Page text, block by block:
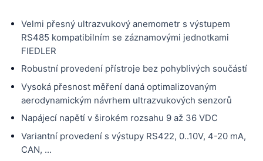
Velmi přesný ultrazvukový anemometr s výstupem
RS485 kompatibilním se záznamovými jednotkami
FIEDLER
Robustní provedení přístroje bez pohyblivých součástí
Vysoká přesnost měření daná optimalizovaným
aerodynamickým návrhem ultrazvukových senzorů
Napájecí napětí v širokém rozsahu 9 až 36 VDC
Variantní provedení s výstupy RS422, 0..10V, 4-20 mA,
CAN, ...